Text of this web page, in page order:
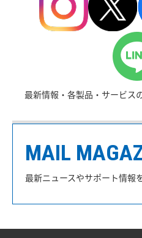
最新情報・各製品・サービス
MAIL
最新ニュースやサポート情報